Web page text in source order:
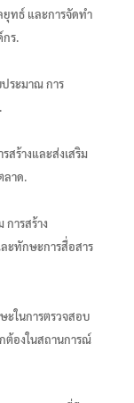
ยุทธ์ และการจัดทำ
ร.
ประมาณ การ
สร้างและส่งเสริม
ลาด.
การสร้าง
ะทักษะการสื่อสาร
ในการตรวจสอบ
ต้องในสถานการณ์